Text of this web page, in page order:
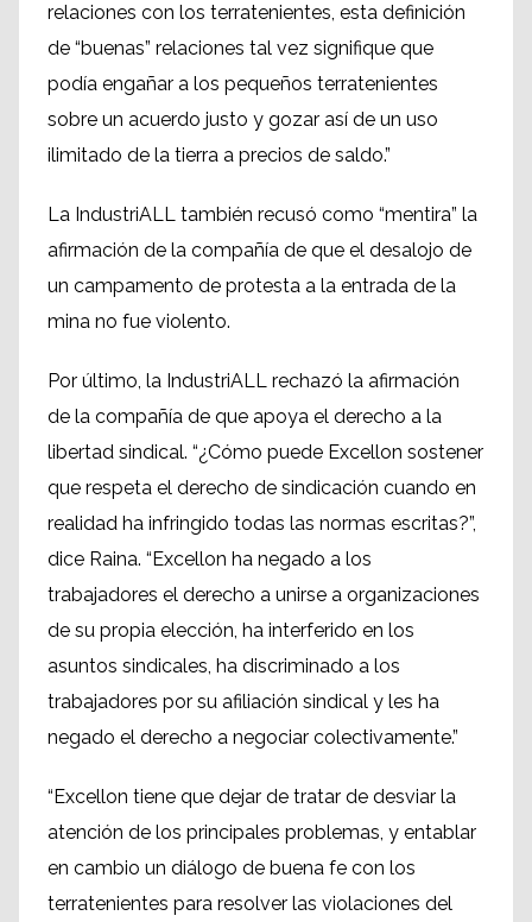
relaciones con los terratenientes, esta definición
de “buenas” relaciones tal vez signifique que
podía engañar a los pequeños terratenientes
sobre un acuerdo justo y gozar así de un uso
ilimitado de la tierra a precios de saldo.”
La IndustriALL también recusó como “mentira” la
afirmación de la compañía de que el desalojo de
un campamento de protesta a la entrada de la
mina no fue violento.
Por último, la IndustriALL rechazó la afirmación
de la compañía de que apoya el derecho a la
libertad sindical. “¿Cómo puede Excellon sostener
que respeta el derecho de sindicación cuando en
realidad ha infringido todas las normas escritas?”,
dice Raina. “Excellon ha negado a los
trabajadores el derecho a unirse a organizaciones
de su propia elección, ha interferido en los
asuntos sindicales, ha discriminado a los
trabajadores por su afiliación sindical y les ha
negado el derecho a negociar colectivamente.”
“Excellon tiene que dejar de tratar de desviar la
atención de los principales problemas, y entablar
en cambio un diálogo de buena fe con los
terratenientes para resolver las violaciones del